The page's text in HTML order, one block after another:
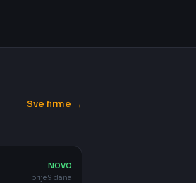
Sve firme →
NOVO
prije 9 dana